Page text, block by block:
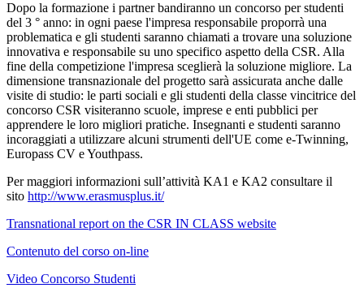
Dopo la formazione i partner bandiranno un concorso per studenti
del 3 ° anno: in ogni paese l'impresa responsabile proporrà una
problematica e gli studenti saranno chiamati a trovare una soluzione
innovativa e responsabile su uno specifico aspetto della CSR. Alla
fine della competizione l'impresa sceglierà la soluzione migliore. La
dimensione transnazionale del progetto sarà assicurata anche dalle
visite di studio: le parti sociali e gli studenti della classe vincitrice del
concorso CSR visiteranno scuole, imprese e enti pubblici per
apprendere le loro migliori pratiche. Insegnanti e studenti saranno
incoraggiati a utilizzare alcuni strumenti dell'UE come e-Twinning,
Europass CV e Youthpass.
Per maggiori informazioni sull’attività KA1 e KA2 consultare il
sito http://www.erasmusplus.it/
Transnational report on the CSR IN CLASS website
Contenuto del corso on-line
Video Concorso Studenti